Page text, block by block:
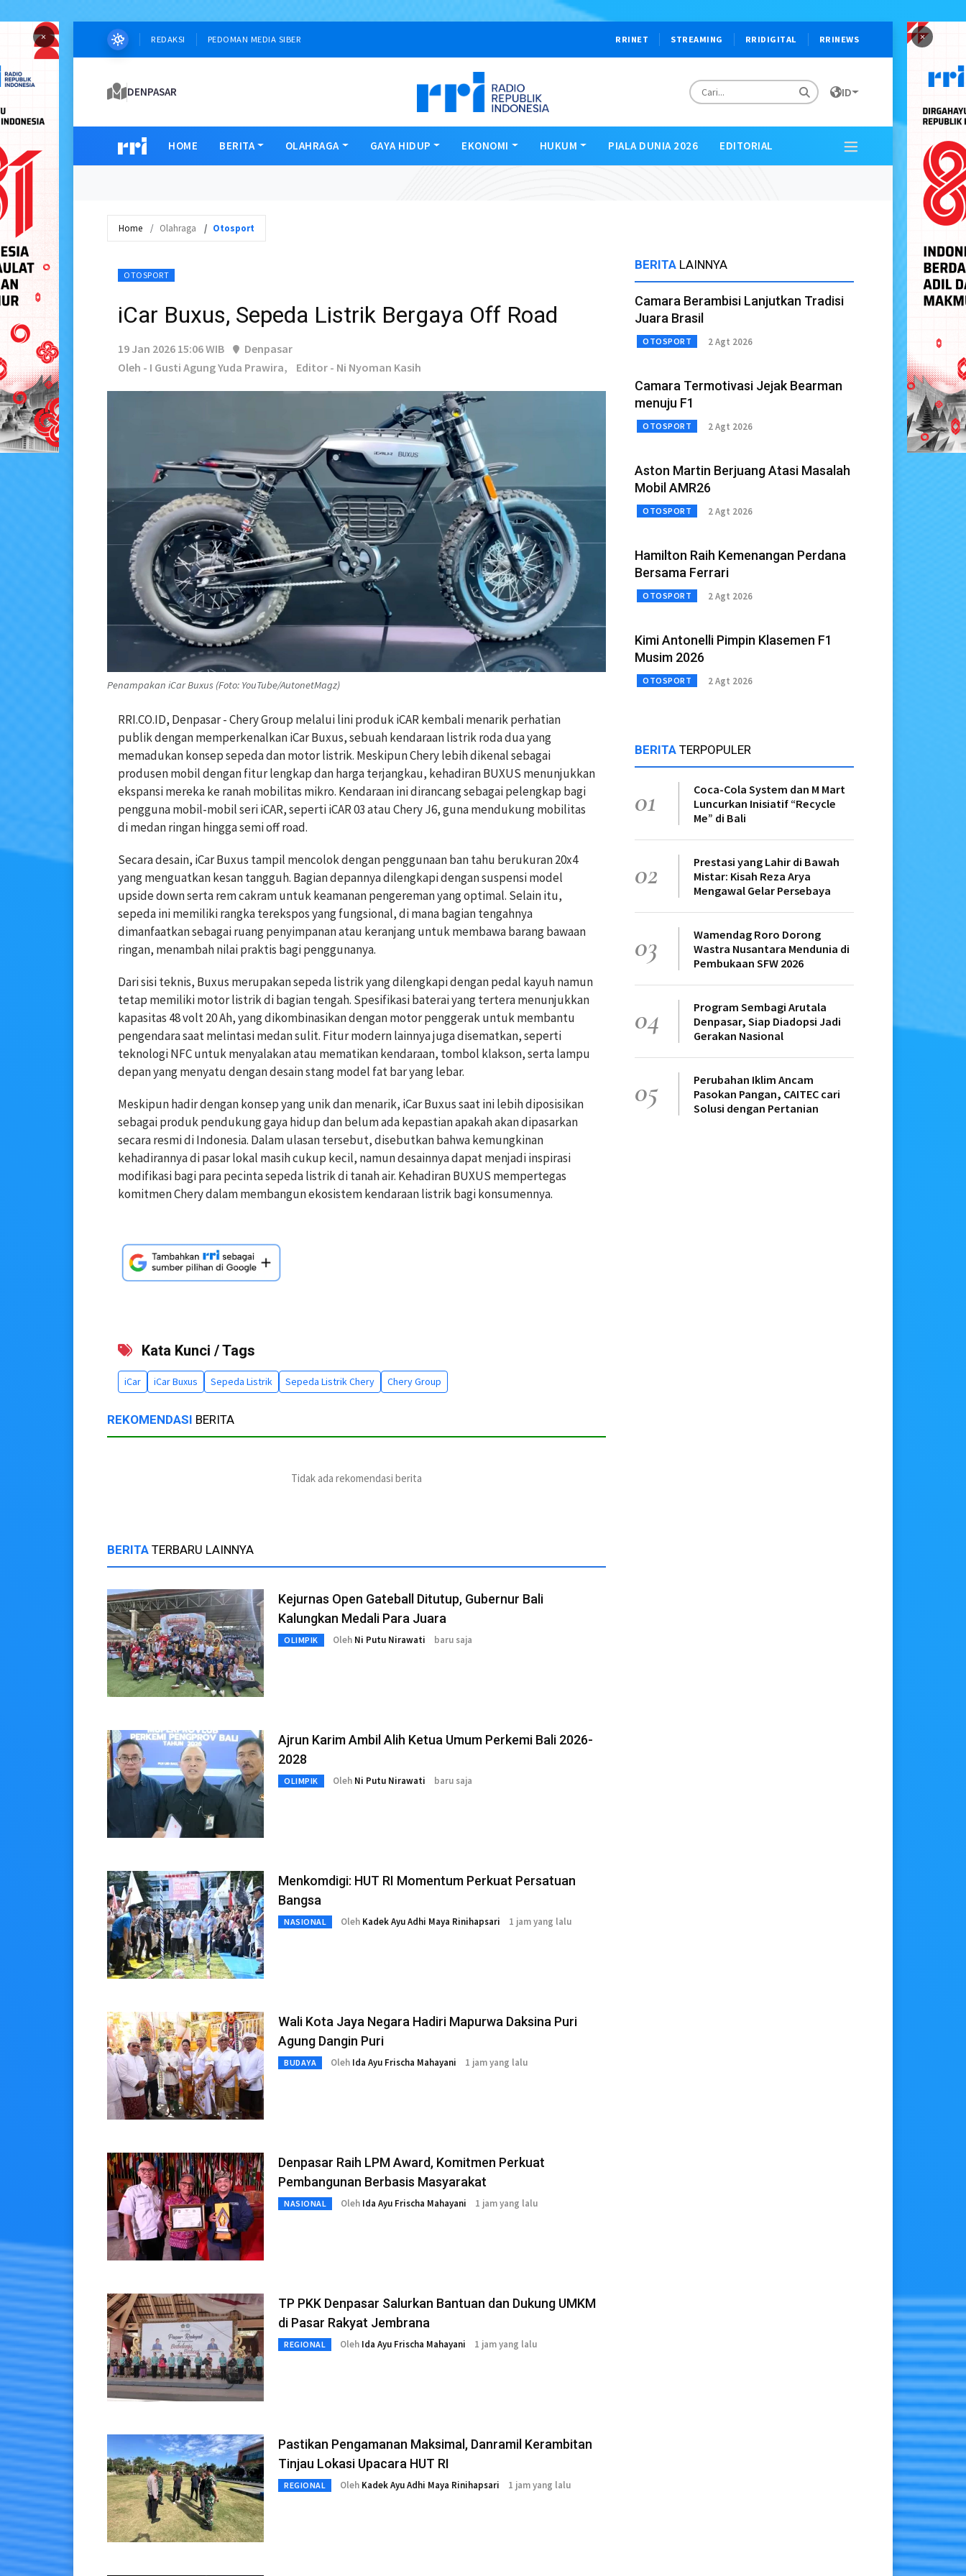
× ×
REDAKSI PEDOMAN MEDIA SIBER RRINET STREAMING RRIDIGITAL RRINEWS
DENPASAR ID
HOME BERITA OLAHRAGA GAYA HIDUP EKONOMI HUKUM PIALA DUNIA 2026 EDITORIAL
Home Olahraga Otosport
OTOSPORT
iCar Buxus, Sepeda Listrik Bergaya Off Road
19 Jan 2026 15:06 WIB
Denpasar
Oleh - I Gusti Agung Yuda Prawira,
Editor - Ni Nyoman Kasih
Penampakan iCar Buxus (Foto: YouTube/AutonetMagz)
RRI.CO.ID, Denpasar - Chery Group melalui lini produk iCAR kembali menarik perhatian
publik dengan memperkenalkan iCar Buxus, sebuah kendaraan listrik roda dua yang
memadukan konsep sepeda dan motor listrik. Meskipun Chery lebih dikenal sebagai
produsen mobil dengan fitur lengkap dan harga terjangkau, kehadiran BUXUS menunjukkan
ekspansi mereka ke ranah mobilitas mikro. Kendaraan ini dirancang sebagai pelengkap bagi
pengguna mobil-mobil seri iCAR, seperti iCAR 03 atau Chery J6, guna mendukung mobilitas
di medan ringan hingga semi off road.
Secara desain, iCar Buxus tampil mencolok dengan penggunaan ban tahu berukuran 20x4
yang menguatkan kesan tangguh. Bagian depannya dilengkapi dengan suspensi model
upside down serta rem cakram untuk keamanan pengereman yang optimal. Selain itu,
sepeda ini memiliki rangka terekspos yang fungsional, di mana bagian tengahnya
dimanfaatkan sebagai ruang penyimpanan atau keranjang untuk membawa barang bawaan
ringan, menambah nilai praktis bagi penggunanya.
Dari sisi teknis, Buxus merupakan sepeda listrik yang dilengkapi dengan pedal kayuh namun
tetap memiliki motor listrik di bagian tengah. Spesifikasi baterai yang tertera menunjukkan
kapasitas 48 volt 20 Ah, yang dikombinasikan dengan motor penggerak untuk membantu
pengendara saat melintasi medan sulit. Fitur modern lainnya juga disematkan, seperti
teknologi NFC untuk menyalakan atau mematikan kendaraan, tombol klakson, serta lampu
depan yang menyatu dengan desain stang model fat bar yang lebar.
Meskipun hadir dengan konsep yang unik dan menarik, iCar Buxus saat ini lebih diposisikan
sebagai produk pendukung gaya hidup dan belum ada kepastian apakah akan dipasarkan
secara resmi di Indonesia. Dalam ulasan tersebut, disebutkan bahwa kemungkinan
kehadirannya di pasar lokal masih cukup kecil, namun desainnya dapat menjadi inspirasi
modifikasi bagi para pecinta sepeda listrik di tanah air. Kehadiran BUXUS mempertegas
komitmen Chery dalam membangun ekosistem kendaraan listrik bagi konsumennya.
Kata Kunci / Tags
iCar iCar Buxus Sepeda Listrik Sepeda Listrik Chery Chery Group
REKOMENDASI BERITA
Tidak ada rekomendasi berita
BERITA TERBARU LAINNYA
Kejurnas Open Gateball Ditutup, Gubernur Bali
Kalungkan Medali Para Juara
OLIMPIK Oleh Ni Putu Nirawati baru saja
Ajrun Karim Ambil Alih Ketua Umum Perkemi Bali 2026-
2028
OLIMPIK Oleh Ni Putu Nirawati baru saja
Menkomdigi: HUT RI Momentum Perkuat Persatuan
Bangsa
NASIONAL Oleh Kadek Ayu Adhi Maya Rinihapsari 1 jam yang lalu
Wali Kota Jaya Negara Hadiri Mapurwa Daksina Puri
Agung Dangin Puri
BUDAYA Oleh Ida Ayu Frischa Mahayani 1 jam yang lalu
Denpasar Raih LPM Award, Komitmen Perkuat
Pembangunan Berbasis Masyarakat
NASIONAL Oleh Ida Ayu Frischa Mahayani 1 jam yang lalu
TP PKK Denpasar Salurkan Bantuan dan Dukung UMKM
di Pasar Rakyat Jembrana
REGIONAL Oleh Ida Ayu Frischa Mahayani 1 jam yang lalu
Pastikan Pengamanan Maksimal, Danramil Kerambitan
Tinjau Lokasi Upacara HUT RI
REGIONAL Oleh Kadek Ayu Adhi Maya Rinihapsari 1 jam yang lalu
BERITA LAINNYA
Camara Berambisi Lanjutkan Tradisi
Juara Brasil
OTOSPORT 2 Agt 2026
Camara Termotivasi Jejak Bearman
menuju F1
OTOSPORT 2 Agt 2026
Aston Martin Berjuang Atasi Masalah
Mobil AMR26
OTOSPORT 2 Agt 2026
Hamilton Raih Kemenangan Perdana
Bersama Ferrari
OTOSPORT 2 Agt 2026
Kimi Antonelli Pimpin Klasemen F1
Musim 2026
OTOSPORT 2 Agt 2026
BERITA TERPOPULER
01
Coca-Cola System dan M Mart
Luncurkan Inisiatif “Recycle
Me” di Bali
02
Prestasi yang Lahir di Bawah
Mistar: Kisah Reza Arya
Mengawal Gelar Persebaya
03
Wamendag Roro Dorong
Wastra Nusantara Mendunia di
Pembukaan SFW 2026
04
Program Sembagi Arutala
Denpasar, Siap Diadopsi Jadi
Gerakan Nasional
05
Perubahan Iklim Ancam
Pasokan Pangan, CAITEC cari
Solusi dengan Pertanian